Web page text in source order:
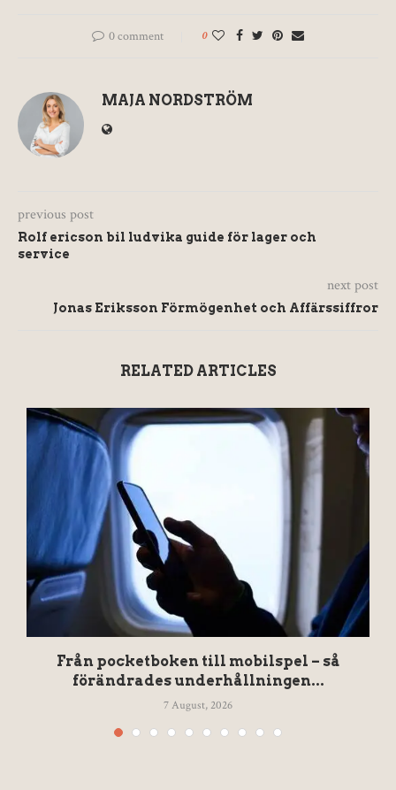
0 comment 0
MAJA NORDSTRÖM
previous post
Rolf ericson bil ludvika guide för lager och
service
next post
Jonas Eriksson Förmögenhet och Affärssiffror
RELATED ARTICLES
Från pocketboken till mobilspel – så
förändrades underhållningen...
7 August, 2026